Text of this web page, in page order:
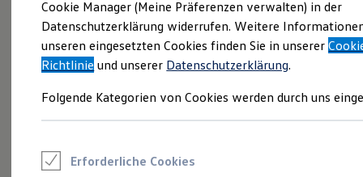
Schnell verfügbare Fahrzeuge
Angebote und Produkte
Aktuelle Angebote
E-Auto-Förderung
Volkswagen Marktplatz
Junge Gebrauchtwagen und Gebrauchtwagen
Saisonangebote
Cookie Manager (Meine Präferenzen verwalten) in der
Datenschutzerklärung widerrufen. Weitere
unseren eingesetzten Cookies finden Sie in unserer
Richtlinie und unserer Datenschutzerklärung.
Folgende Kategorien von Cookies werden durch uns
Erforderliche Cookies